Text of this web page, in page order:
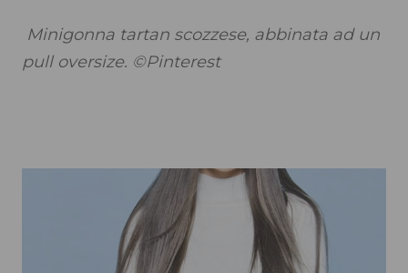
Minigonna tartan scozzese, abbinata ad un
pull oversize. ©Pinterest